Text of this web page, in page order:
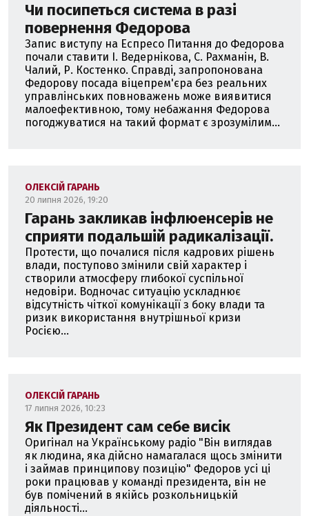
Чи посипеться система в разі
повернення Федорова
Запис виступу на Еспресо Питання до Федорова
почали ставити І. Ведернікова, С. Рахманін, В.
Чалий, Р. Костенко. Справді, запропонована
Федорову посада віцепрем'єра без реальних
управлінських повноважень може виявитися
малоефективною, тому небажання Федорова
погоджуватися на такий формат є зрозумілим...
ОЛЕКСІЙ ГАРАНЬ
20 липня 2026, 19:20
Гарань закликав інфлюенсерів не
сприяти подальшій радикалізації.
Протести, що почалися після кадрових рішень
влади, поступово змінили свій характер і
створили атмосферу глибокої суспільної
недовіри. Водночас ситуацію ускладнює
відсутність чіткої комунікації з боку влади та
ризик використання внутрішньої кризи
Росією...
ОЛЕКСІЙ ГАРАНЬ
17 липня 2026, 10:23
Як Президент сам себе висік
Оригінал на Українському радіо "Він виглядав
як людина, яка дійсно намагалася щось змінити
і займав принципову позицію" Федоров усі ці
роки працював у команді президента, він не
був помічений в якійсь розкольницькій
діяльності...